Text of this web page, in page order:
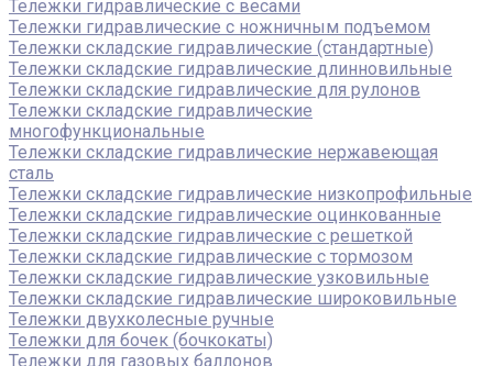
Тележки гидравлические с весами
Тележки гидравлические с ножничным подъемом
Тележки складские гидравлические (стандартные)
Тележки складские гидравлические длинновильные
Тележки складские гидравлические для рулонов
Тележки складские гидравлические
многофункциональные
Тележки складские гидравлические нержавеющая
сталь
Тележки складские гидравлические низкопрофильные
Тележки складские гидравлические оцинкованные
Тележки складские гидравлические с решеткой
Тележки складские гидравлические с тормозом
Тележки складские гидравлические узковильные
Тележки складские гидравлические широковильные
Тележки двухколесные ручные
Тележки для бочек (бочкокаты)
Тележки для газовых баллонов